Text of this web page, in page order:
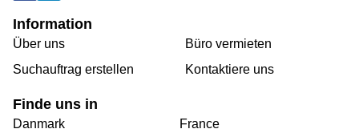
Information
Über uns
Suchauftrag erstellen
Büro vermieten
Kontaktiere uns
Finde uns in
Danmark
France